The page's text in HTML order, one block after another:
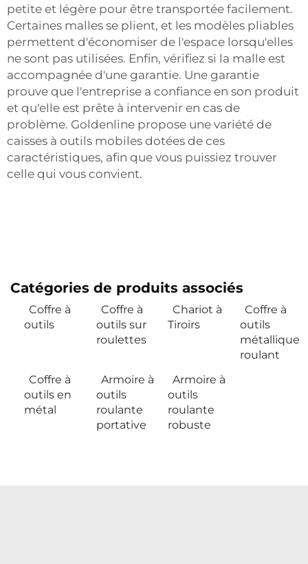
petite et légère pour être transportée facilement.
Certaines malles se plient, et les modèles pliables
permettent d'économiser de l'espace lorsqu'elles
ne sont pas utilisées. Enfin, vérifiez si la malle est
accompagnée d'une garantie. Une garantie
prouve que l'entreprise a confiance en son produit
et qu'elle est prête à intervenir en cas de
problème. Goldenline propose une variété de
caisses à outils mobiles dotées de ces
caractéristiques, afin que vous puissiez trouver
celle qui vous convient.
Catégories de produits associés
Coffre à
outils
Coffre à
outils sur
roulettes
Chariot à
Tiroirs
Coffre à
outils
métallique
roulant
Coffre à
outils en
métal
Armoire à
outils
roulante
portative
Armoire à
outils
roulante
robuste